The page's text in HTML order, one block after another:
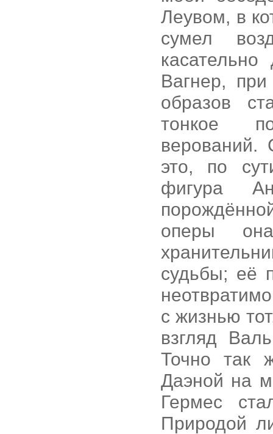
Леувом, в
сумел
Вагнер,
образов
тонкое
это, по
фигура
оперы
судьбы; её
с жизнью
взгляд
Точно так
Даэной на
Гермес
Природой